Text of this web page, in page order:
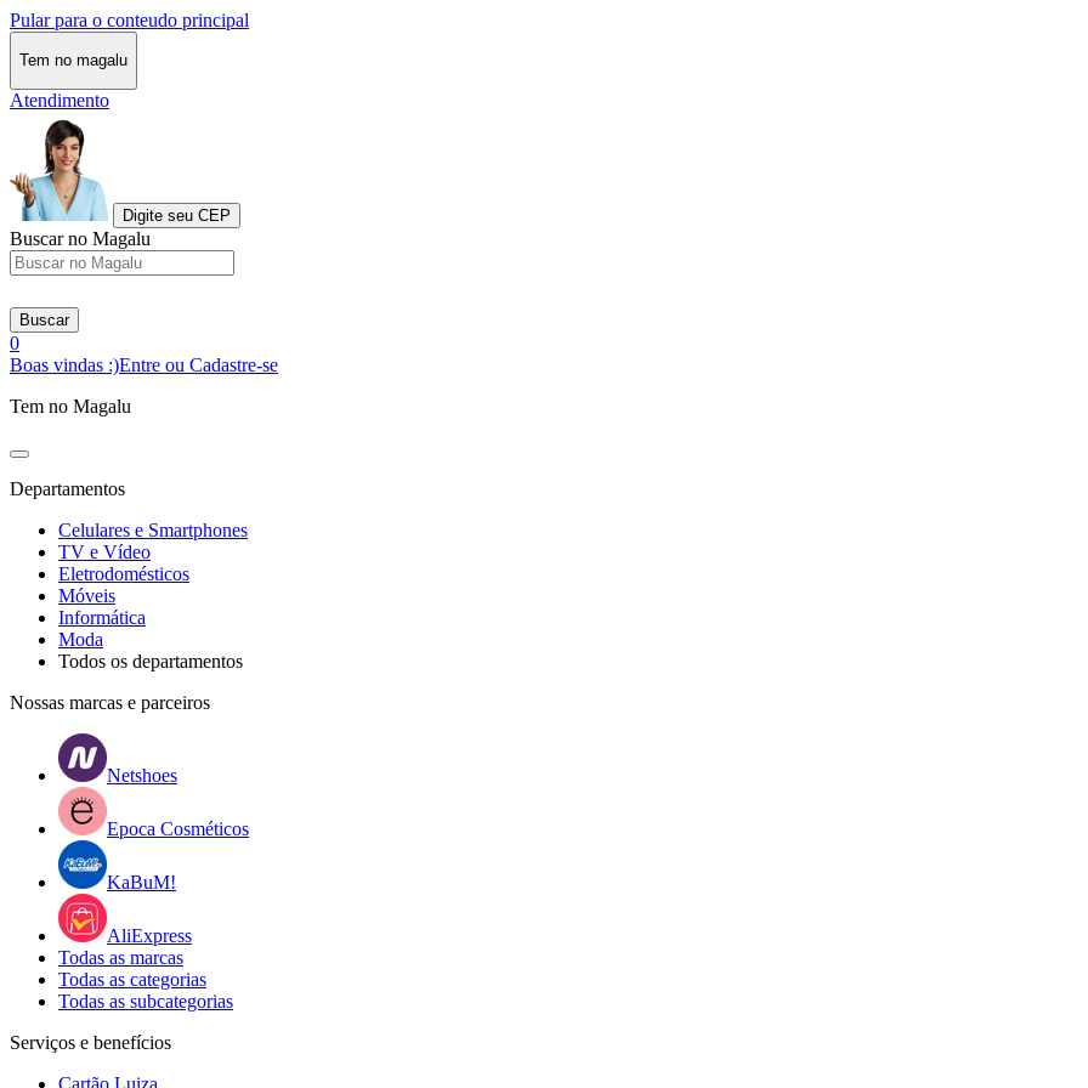
Pular para o conteudo principal
Tem no magalu
Atendimento
Digite seu CEP
Buscar no Magalu
Buscar
0
Boas vindas :)Entre ou Cadastre-se
Tem no Magalu
Departamentos
Celulares e Smartphones
TV e Vídeo
Eletrodomésticos
Móveis
Informática
Moda
Todos os departamentos
Nossas marcas e parceiros
Netshoes
Epoca Cosméticos
KaBuM!
AliExpress
Todas as marcas
Todas as categorias
Todas as subcategorias
Serviços e benefícios
Cartão Luiza